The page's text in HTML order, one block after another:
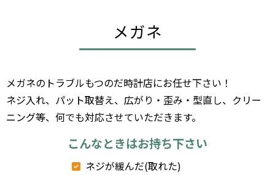
メガネ
メガネのトラブルもつのだ時計店にお任せ下さい！
ネジ入れ、パット取替え、広がり・歪み・型直し、クリー
ニング等、何でも対応させていただきます。
こんなときはお持ち下さい
ネジが緩んだ(取れた)